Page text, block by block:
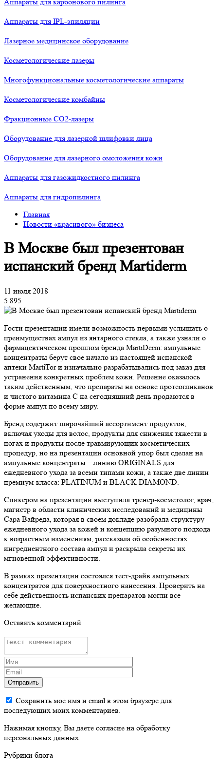
Аппараты для IPL-эпиляции
Лазерное медицинское оборудование
Косметологические лазеры
Многофункциональные косметологические аппараты
Косметологические комбайны
Фракционные СО2-лазеры
Оборудование для лазерной шлифовки лица
Оборудование для лазерного омоложения кожи
Аппараты для газожидкостного пилинга
Аппараты для гидропилинга
Главная
Новости «красивого» бизнеса
В Москве был презентован
испанский бренд Martiderm
11 июля 2018
5 895
Гости презентации имели возможность первыми услышать о
преимуществах ампул из янтарного стекла, а также узнали о
фармацевтическом прошлом бренда MartiDerm: ампульные
концентраты берут свое начало из настоящей испанской
аптеки MartiTor и изначально разрабатывались под заказ для
устранения конкретных проблем кожи. Решение оказалось
таким действенным, что препараты на основе протеогликанов
и чистого витамина С на сегодняшний день продаются в
форме ампул по всему миру.
Бренд содержит широчайший ассортимент продуктов,
включая уходы для волос, продукты для снижения тяжести в
ногах и продукты после травмирующих косметических
процедур, но на презентации основной упор был сделан на
ампульные концентраты – линию ORIGINALS для
ежедневного ухода за всеми типами кожи, а также две линии
премиум-класса: PLATINUM и BLACK DIAMOND.
Спикером на презентации выступила тренер-косметолог, врач,
магистр в области клинических исследований и медицины
Сара Вайреда, которая в своем докладе разобрала структуру
ежедневного ухода за кожей и концепцию разумного подхода
к возрастным изменениям, рассказала об особенностях
ингредиентного состава ампул и раскрыла секреты их
мгновенной эффективности.
В рамках презентации состоялся тест-драйв ампульных
концентратов для поверхностного нанесения. Проверить на
себе действенность испанских препаратов могли все
желающие.
Оставить комментарий
Отправить
Сохранить моё имя и email в этом браузере для
последующих моих комментариев.
Нажимая кнопку, Вы даете согласие на обработку
персональных данных
Рубрики блога